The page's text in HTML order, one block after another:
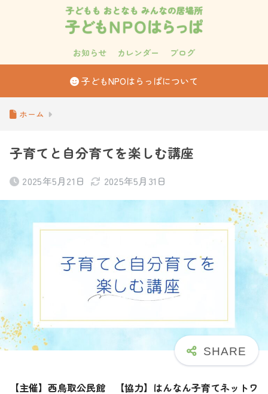
お知らせ カレンダー ブログ
子どもNPOはらっぱについて
ホーム
子育てと自分育てを楽しむ講座
2025年5月21日 2025年5月31日
【主催】西鳥取公民館 【協力】はんなん子育てネットワ